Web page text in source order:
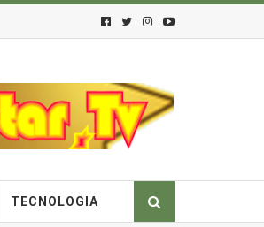
TECNOLOGIA